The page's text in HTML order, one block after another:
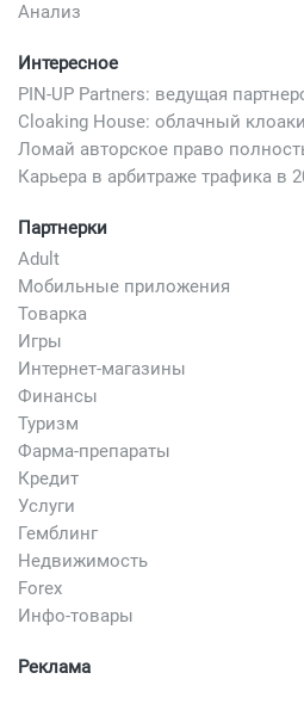
Анализ
Интересное
Партнерки
Adult
Мобильные приложения
Товарка
Игры
Интернет-магазины
Финансы
Туризм
Фарма-препараты
Кредит
Услуги
Гемблинг
Недвижимость
Forex
Инфо-товары
Реклама